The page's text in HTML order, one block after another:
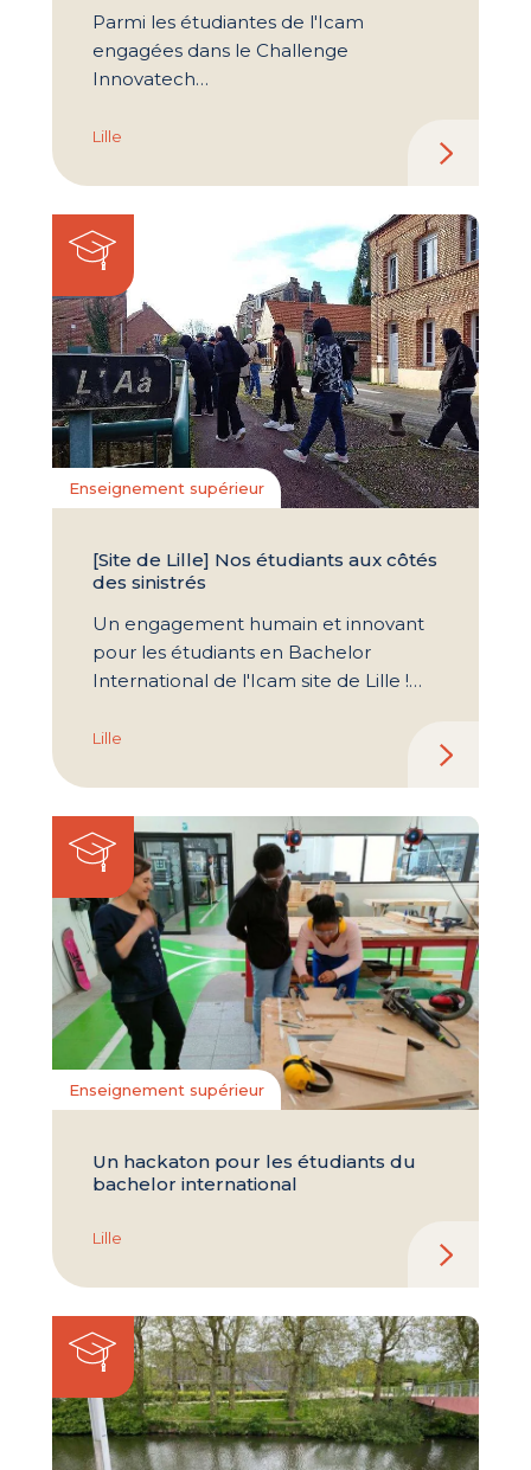
Parmi les étudiantes de l'Icam
engagées dans le Challenge
Innovatech…
Lille
Enseignement supérieur
[Site de Lille] Nos étudiants aux côtés
des sinistrés
Un engagement humain et innovant
pour les étudiants en Bachelor
International de l'Icam site de Lille !…
Lille
Enseignement supérieur
Un hackaton pour les étudiants du
bachelor international
Lille